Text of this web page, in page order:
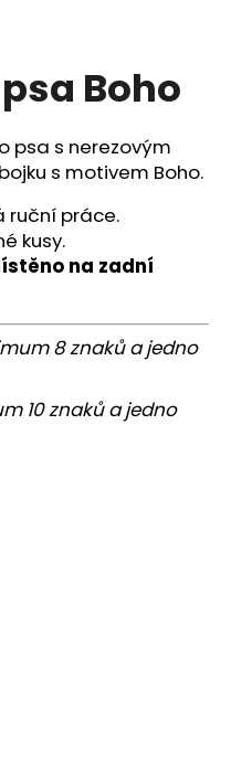
Boho
psa s nerezovým
s motivem Boho.
ruční práce.
kusy.
na zadní
8 znaků a jedno
10 znaků a jedno